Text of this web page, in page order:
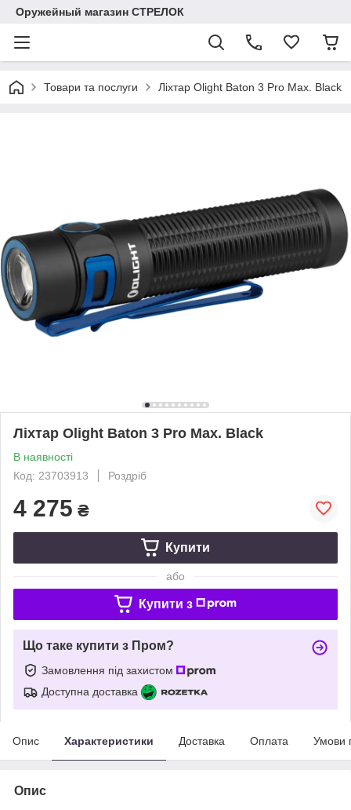
Оружейный магазин СТРЕЛОК
Товари та послуги Ліхтар Olight Baton 3 Pro Max. Black
Ліхтар Olight Baton 3 Pro Max. Black
В наявності
Код: 23703913
Роздріб
4 275 ₴
Купити
або
Купити з
Що таке купити з Пром?
Замовлення під захистом
Доступна доставка
Опис Характеристики Доставка Оплата Умови
Опис